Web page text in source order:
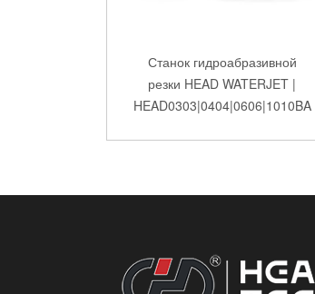
Станок гидроабразивной
резки HEAD WATERJET |
HEAD0303|0404|0606|1010BA